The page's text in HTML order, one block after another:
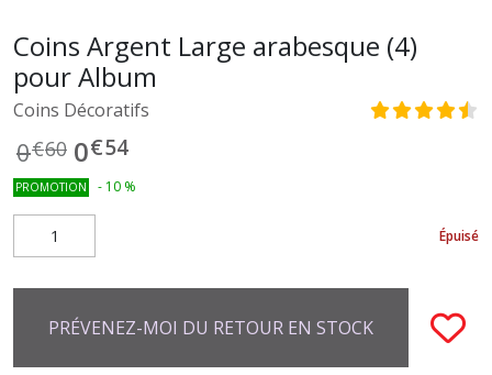
Coins Argent Large arabesque (4)
pour Album
Coins Décoratifs
0€60 0€54
PROMOTION - 10 %
Épuisé
PRÉVENEZ-MOI DU RETOUR EN STOCK